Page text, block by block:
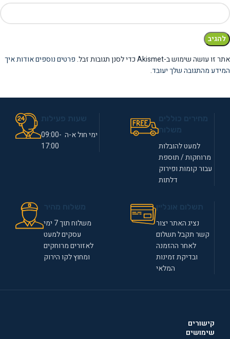
אתר זו עושה שימוש ב-Akismet כדי לסנן תגובות זבל.
פרטים נוספים אודות איך
המידע מהתגובה שלך יעובד.
למעט להובלות
מרוחקות / תוספת
עבור קומות ופירוק
דלתות
ימי חול א-ה 09:00-
17:00
נציג האתר יצור
קשר תקבל תשלום
לאחר ההזמנה
ובדיקת זמינות
המלאי
משלוח תוך 7 ימי
עסקים למעט
לאזורים מרוחקים
ומחוץ לקו הירוק
קישורים
שימושים